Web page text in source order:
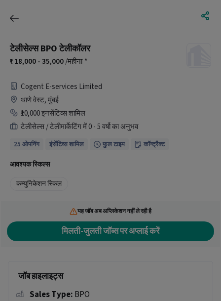
टेलीसेल्स BPO टेलीकॉलर
18,000 - 35,000/महीना *
Cogent E-services Limited
थाणे वेस्ट, मुंबई
₹10,000 इनसेंटिव्स शामिल
टेलीसेल्स / टेलीमार्केटिंग में 0 - 5 वर्षो का अनुभव
25 ओपनिंग इंसेंटिव्स शामिल फुल टाइम कॉन्ट्रैक्ट
आवश्यक स्किल्स
कम्युनिकेशन स्किल
यह जॉब अब अप्लिकेशन नहीं ले रही है
मिलती-जुलती जॉब्स पर अप्लाई करें
जॉब हाइलाइट्स
Sales Type: BPO